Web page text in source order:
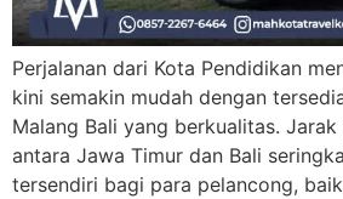
Perjalanan dari Kota Pendidikan
kini semakin mudah dengan
Malang Bali yang berkualitas.
antara Jawa Timur dan Bali
tersendiri bagi para pelancong,